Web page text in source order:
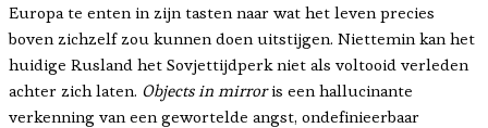
Europa te enten in zijn tasten naar wat het leven precies
boven zichzelf zou kunnen doen uitstijgen. Niettemin kan het
huidige Rusland het Sovjettijdperk niet als voltooid verleden
achter zich laten. Objects in mirroris een hallucinante
verkenning van een gewortelde angst, ondefinieerbaar